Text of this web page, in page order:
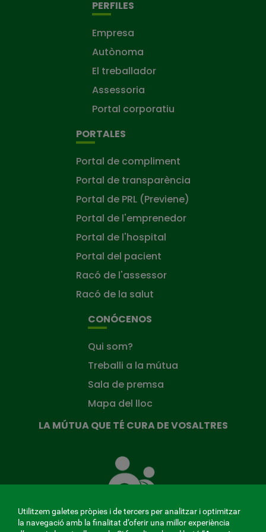
PERFILES
Empresa
Autònoma
El treballador
Assessoria
Portal corporatiu
PORTALES
Portal de compliment
Portal de transparència
Portal de PRL (Previene)
Portal de l'emprenedor
Portal de l'hospital
Portal del pacient
Racó de l'assessor
Racó de la salut
CONÓCENOS
Qui som?
Treballi a la mútua
Sala de premsa
Mapa del lloc
LA MÚTUA QUE TÉ CURA DE VOSALTRES
Mútua
que
de
Utilitzem galetes pròpies i de tercers per analitzar i optimitzar
la navegació amb la finalitat d’oferir una millor experiència